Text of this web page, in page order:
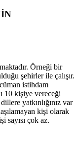
Örneği bir
şehirler ile çalışır.
istihdam
10 kişiye vereceği
yatkınlığınız var
kişi olarak
sayısı çok az.